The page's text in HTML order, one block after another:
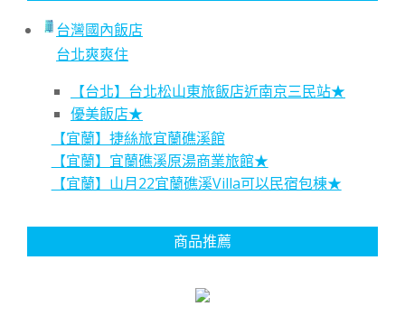
台灣國內飯店
台北爽爽住
【台北】台北松山東旅飯店近南京三民站★
優美飯店★
【宜蘭】捷絲旅宜蘭礁溪館
【宜蘭】宜蘭礁溪原湯商業旅館★
【宜蘭】山月22宜蘭礁溪Villa可以民宿包棟★
商品推薦